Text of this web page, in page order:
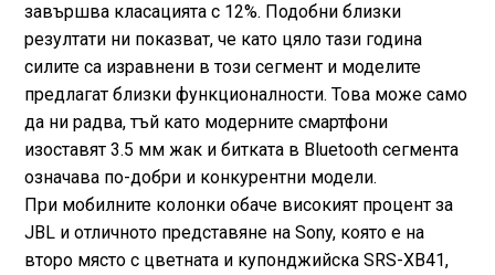
завършва класацията с 12%. Подобни близки
резултати ни показват, че като цяло тази година
силите са изравнени в този сегмент и моделите
предлагат близки функционалности. Това може само
да ни радва, тъй като модерните смартфони
изоставят 3.5 мм жак и битката в Bluetooth сегмента
означава по-добри и конкурентни модели.
При мобилните колонки обаче високият процент за
JBL и отличното представяне на Sony, която е на
второ място с цветната и купонджийска SRS-XB41,